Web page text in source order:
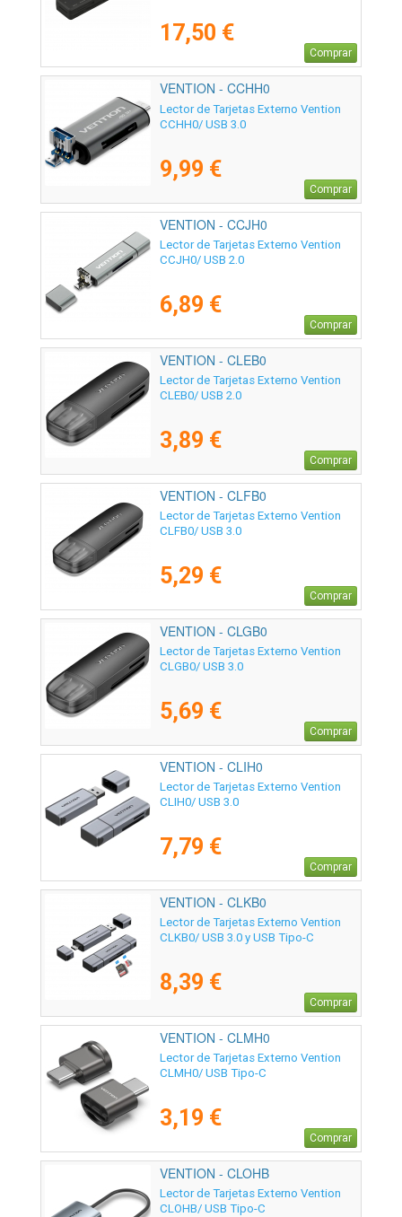
17,50 €
Comprar
VENTION - CCHH0
Lector de Tarjetas Externo Vention
CCHH0/ USB 3.0
9,99 €
Comprar
VENTION - CCJH0
Lector de Tarjetas Externo Vention
CCJH0/ USB 2.0
6,89 €
Comprar
VENTION - CLEB0
Lector de Tarjetas Externo Vention
CLEB0/ USB 2.0
3,89 €
Comprar
VENTION - CLFB0
Lector de Tarjetas Externo Vention
CLFB0/ USB 3.0
5,29 €
Comprar
VENTION - CLGB0
Lector de Tarjetas Externo Vention
CLGB0/ USB 3.0
5,69 €
Comprar
VENTION - CLIH0
Lector de Tarjetas Externo Vention
CLIH0/ USB 3.0
7,79 €
Comprar
VENTION - CLKB0
Lector de Tarjetas Externo Vention
CLKB0/ USB 3.0 y USB Tipo-C
8,39 €
Comprar
VENTION - CLMH0
Lector de Tarjetas Externo Vention
CLMH0/ USB Tipo-C
3,19 €
Comprar
VENTION - CLOHB
Lector de Tarjetas Externo Vention
CLOHB/ USB Tipo-C